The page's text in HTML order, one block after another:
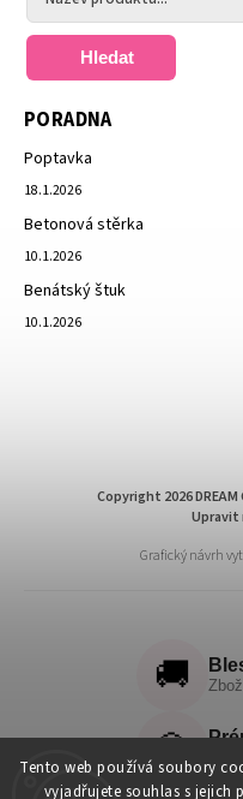
Tento web používá soubory
vyjadřujete souhlas s jejich
Hledat
PORADNA
Poptavka
18.1.2026
Betonová stěrka
10.1.2026
Benátský štuk
10.1.2026
Copyright 2026DREAM
Upravit
Grafický návrh
🚚
💎